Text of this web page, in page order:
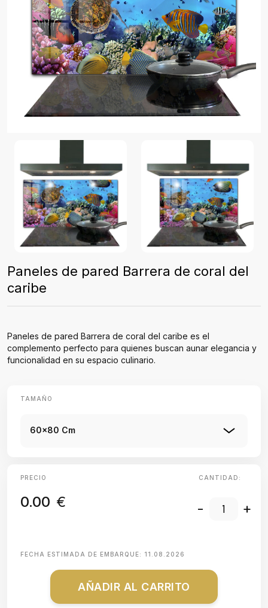
Paneles de pared Barrera de coral del
caribe
Paneles de pared Barrera de coral del caribe es el
complemento perfecto para quienes buscan aunar elegancia y
funcionalidad en su espacio culinario.
TAMAÑO
60x80 Cm
PRECIO
0.00 €
CANTIDAD:
- +
FECHA ESTIMADA DE EMBARQUE: 11.08.2026
AÑADIR AL CARRITO